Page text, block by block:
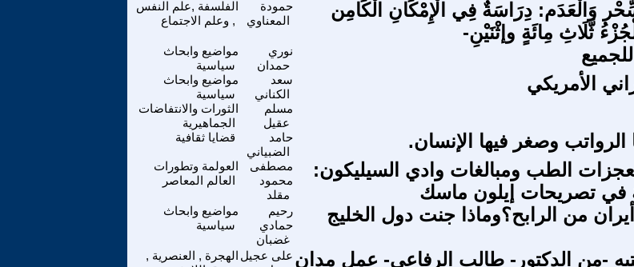
الفلسفة ,علم النفس
, وعلم الاجتماع
حمودة
المعناوي
وَالْعَدَم: دِرَاسَةٌ فِي الْإِمْكَانِ الْكَامِن
ثَّلَاثِ مِائَةٍ وإثْنَيْنِ-
مواضيع وابحاث
سياسية
نوري
حمدان
مواضيع وابحاث
سياسية
سعد
الكناني
الأمريكي
الثورات والانتفاضات
الجماهيرية
مسلم
عقيل
قضايا ثقافية
حامد
الضبياني
الرواتب وصغر فيها الإنسان.
العولمة وتطورات
العالم المعاصر
مصطفى
محمود
مقلد
الطب ومبالغات وادي السيليكون:
في تصريحات إيلون ماسك
مواضيع وابحاث
سياسية
رحيم
حمادي
غضبان
من الرابح؟وماذا جنت دول الخليج
الهجرة , العنصرية , على عجيل -من الدكتور- طالب الرفاعى- عمل مدان